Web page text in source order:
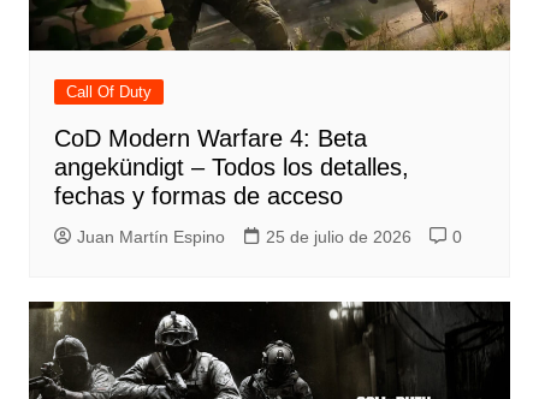
Call Of Duty
CoD Modern Warfare 4: Beta
angekündigt – Todos los detalles,
fechas y formas de acceso
Juan Martín Espino 25 de julio de 2026 0